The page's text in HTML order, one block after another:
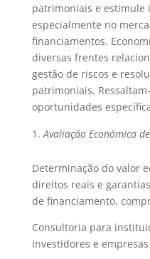
patrimoniais e estimule
especialmente no
financiamentos.
diversas frentes
gestão de riscos e
patrimoniais.
oportunidades
Avaliação Econômica
Determinação do valor
direitos reais e
de financiamento,
Consultoria para
investidores e